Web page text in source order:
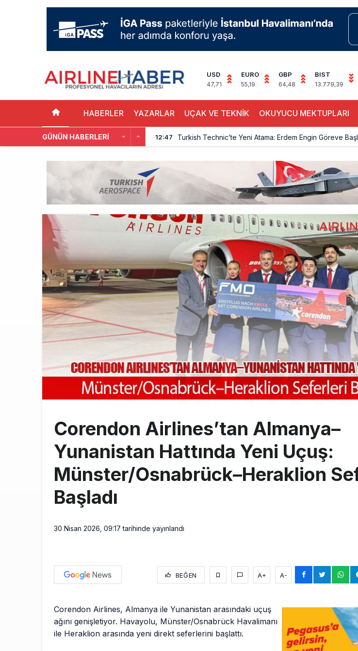
USD
47,71
EURO
55,19
GBP
64,48
BIST
13.779,39
HABERLER YAZARLAR UÇAK VE TEKNİK OKUYUCU MEKTUPLARI
GÜNÜN HABERLERI 12:47 Turkish Technic’te Yeni Atama: Erdem Engin Göreve
İstanbul Havalimanı Avrupa’nın En Yoğunu Oldu,
THY’nin Washington Uçağı Bulgaristan Üzerinden Geri
10:48 TOLUN P’den Yeni Atış Testi: AKINCI Hedefi Tam
10:26 Türkiye’nin Milli Motor Projelerinde Yeni Dönem: TEI
18:40 SunExpress Günlük Yolcu Rekorunu 72 Bin 340’a Çıkardı
İstanbul Havalimanı’nın 4. Pistinde İlk Test Uçuşu Yapıldı
Corendon Airlines’tan Almanya–
Yunanistan Hattında Yeni Uçuş:
Münster/Osnabrück–Heraklion
Başladı
30 Nisan 2026, 09:17 tarihinde yayınlandı
BEĞEN A+ A-
Corendon Airlines, Almanya ile Yunanistan arasındaki uçuş
ağını genişletiyor. Havayolu, Münster/Osnabrück Havalimanı
ile Heraklion arasında yeni direkt seferlerini başlattı.